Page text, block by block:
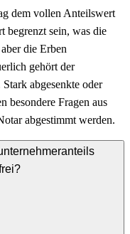
dem vollen Anteilswert
begrenzt sein, was die
die Erben
gehört der
abgesenkte oder
besondere Fragen aus
abgestimmt werden.